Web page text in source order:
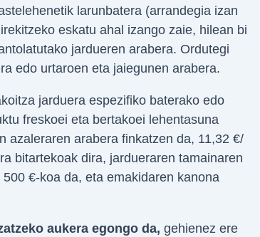
larunbatera (arrandegia izan
eskatu ahal izango zaie, hilean bi
jardueren arabera. Ordutegi
edo urtaroen eta jaiegunen arabera.
jarduera espezifiko baterako edo
freskoei eta bertakoei lehentasuna
azaleraren arabera finkatzen da, 11,32 €/
bitartekoak dira, jardueraren tamainaren
€-koa da, eta emakidaren kanona
aukera egongo da, gehienez ere